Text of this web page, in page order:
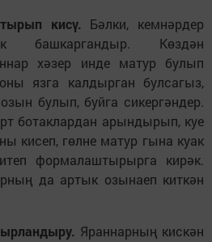
кисү. Бәлки, кемнәрдер
Көздән
хәзер инде матур булып
язга калдырган булсагыз,
булып, буйга сикергәндер.
ботаклардан арындырып, куе
кисеп, гөлне матур гына куак
формалаштырырга кирәк.
да артык озынаеп киткән
Яраннарның кискән